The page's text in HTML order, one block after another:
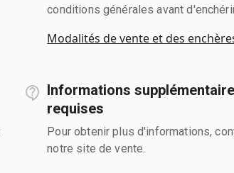
conditions générales avant
Modalités de vente et des
Informations
requises
Pour obtenir plus d'informations,
notre site de vente.